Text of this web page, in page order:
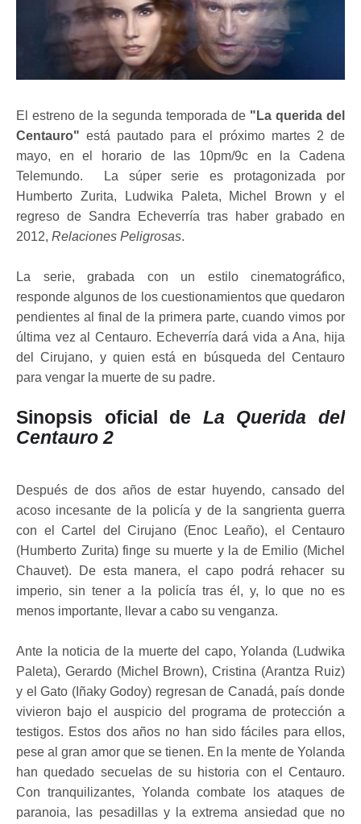
El estreno de la segunda temporada de "La querida del
Centauro" está pautado para el próximo martes 2 de
mayo, en el horario de las 10pm/9c en la Cadena
Telemundo. La súper serie es protagonizada por
Humberto Zurita, Ludwika Paleta, Michel Brown y el
regreso de Sandra Echeverría tras haber grabado en
2012, Relaciones Peligrosas.
La serie, grabada con un estilo cinematográfico,
responde algunos de los cuestionamientos que quedaron
pendientes al final de la primera parte, cuando vimos por
última vez al Centauro. Echeverría dará vida a Ana, hija
del Cirujano, y quien está en búsqueda del Centauro
para vengar la muerte de su padre.
Sinopsis oficial de La Querida del
Centauro 2
Después de dos años de estar huyendo, cansado del
acoso incesante de la policía y de la sangrienta guerra
con el Cartel del Cirujano (Enoc Leaño), el Centauro
(Humberto Zurita) finge su muerte y la de Emilio (Michel
Chauvet). De esta manera, el capo podrá rehacer su
imperio, sin tener a la policía tras él, y, lo que no es
menos importante, llevar a cabo su venganza.
Ante la noticia de la muerte del capo, Yolanda (Ludwika
Paleta), Gerardo (Michel Brown), Cristina (Arantza Ruiz)
y el Gato (Iñaky Godoy) regresan de Canadá, país donde
vivieron bajo el auspicio del programa de protección a
testigos. Estos dos años no han sido fáciles para ellos,
pese al gran amor que se tienen. En la mente de Yolanda
han quedado secuelas de su historia con el Centauro.
Con tranquilizantes, Yolanda combate los ataques de
paranoia, las pesadillas y la extrema ansiedad que no